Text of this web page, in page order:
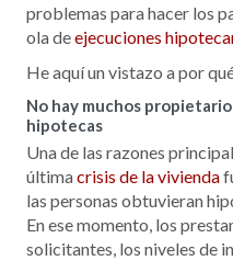
problemas para hacer los
ola deejecuciones
He aquí un vistazo a por
No hay muchos
hipotecas
Una de las razones
últimacrisis de la vivienda
las personas obtuvieran
En ese momento, los
solicitantes, los niveles de